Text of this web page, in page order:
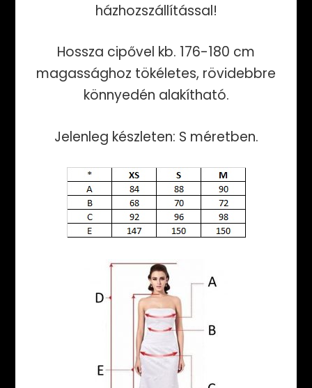
házhozszállítással!
Hossza cipővel kb. 176-180 cm
magassághoz tökéletes, rövidebbre
könnyedén alakítható.
Jelenleg készleten: S méretben.